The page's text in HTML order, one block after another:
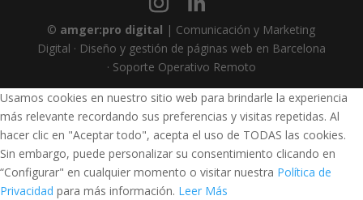
© amger:pro digital | Comunicación y Marketing
Digital · Diseño y gestión de páginas web en Barcelona
· Soporte Operativo Remoto
Usamos cookies en nuestro sitio web para brindarle la experiencia
más relevante recordando sus preferencias y visitas repetidas. Al
hacer clic en "Aceptar todo", acepta el uso de TODAS las cookies.
Sin embargo, puede personalizar su consentimiento clicando en
“Configurar" en cualquier momento o visitar nuestra Política de
Privacidad para más información. Leer Más